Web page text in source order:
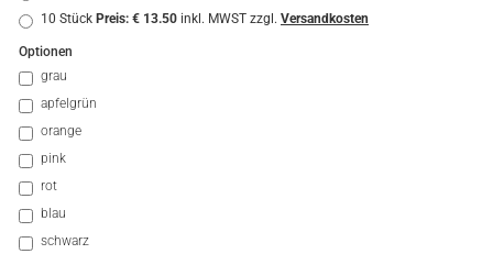
10 Stück Preis: € 13.50 inkl. MWST zzgl. Versandkosten
Optionen
grau
apfelgrün
orange
pink
rot
blau
schwarz